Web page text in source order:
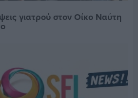
γιατρού στον Οίκο Ναύτη